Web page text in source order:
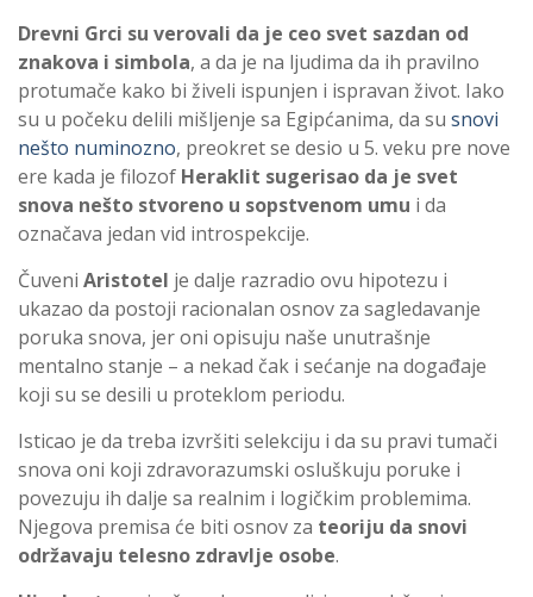
Drevni Grci su verovali da je ceo svet sazdan od
znakova i simbola, a da je na ljudima da ih pravilno
protumače kako bi živeli ispunjen i ispravan život. Iako
su u počeku delili mišljenje sa Egipćanima, da su snovi
nešto numinozno, preokret se desio u 5. veku pre nove
ere kada je filozof Heraklit sugerisao da je svet
snova nešto stvoreno u sopstvenom umu i da
označava jedan vid introspekcije.
Čuveni Aristotel je dalje razradio ovu hipotezu i
ukazao da postoji racionalan osnov za sagledavanje
poruka snova, jer oni opisuju naše unutrašnje
mentalno stanje – a nekad čak i sećanje na događaje
koji su se desili u proteklom periodu.
Isticao je da treba izvršiti selekciju i da su pravi tumači
snova oni koji zdravorazumski osluškuju poruke i
povezuju ih dalje sa realnim i logičkim problemima.
Njegova premisa će biti osnov za teoriju da snovi
održavaju telesno zdravlje osobe.